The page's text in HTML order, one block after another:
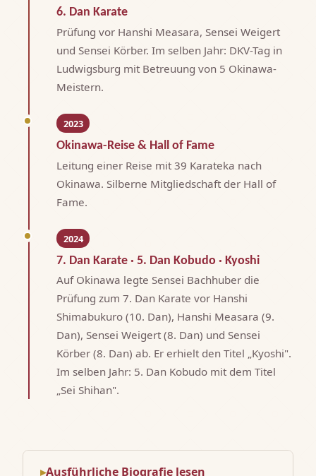
6. Dan Karate
Prüfung vor Hanshi Measara, Sensei Weigert
und Sensei Körber. Im selben Jahr: DKV-Tag in
Ludwigsburg mit Betreuung von 5 Okinawa-
Meistern.
2023
Okinawa-Reise & Hall of Fame
Leitung einer Reise mit 39 Karateka nach
Okinawa. Silberne Mitgliedschaft der Hall of
Fame.
2024
7. Dan Karate · 5. Dan Kobudo · Kyoshi
Auf Okinawa legte Sensei Bachhuber die
Prüfung zum 7. Dan Karate vor Hanshi
Shimabukuro (10. Dan), Hanshi Measara (9.
Dan), Sensei Weigert (8. Dan) und Sensei
Körber (8. Dan) ab. Er erhielt den Titel „Kyoshi".
Im selben Jahr: 5. Dan Kobudo mit dem Titel
„Sei Shihan".
Ausführliche Biografie lesen